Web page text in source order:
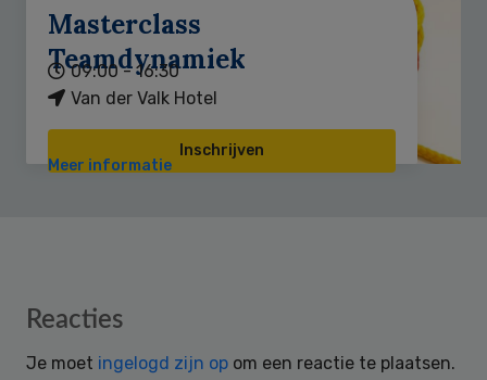
Masterclass
Teamdynamiek
09:00 - 16:30
Van der Valk Hotel
Inschrijven
Meer informatie
Reader
Reacties
Je moet ingelogd zijn op om een reactie te plaatsen.